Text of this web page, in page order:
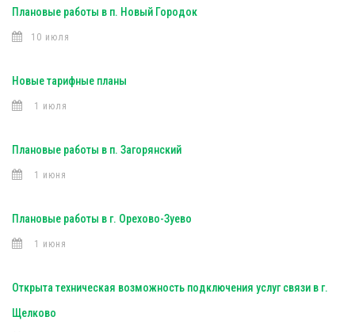
Плановые работы в п. Новый Городок
10 июля
Новые тарифные планы
1 июля
Плановые работы в п. Загорянский
1 июня
Плановые работы в г. Орехово-Зуево
1 июня
Открыта техническая возможность подключения услуг связи в г.
Щелково